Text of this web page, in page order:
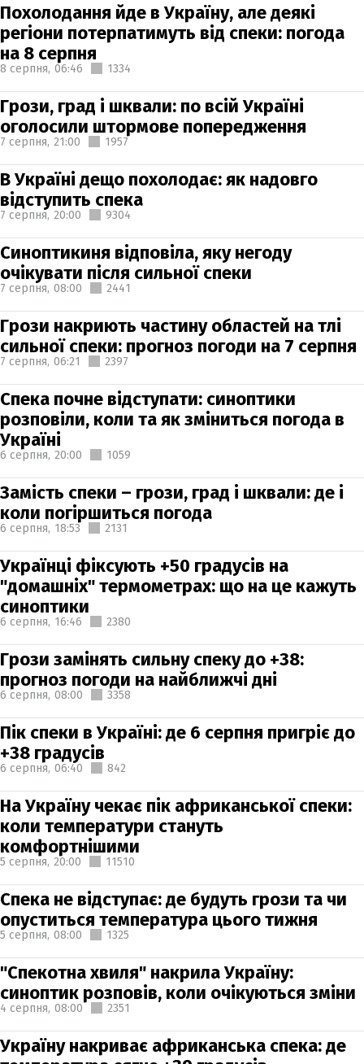
Похолодання йде в Україну, але деякі
регіони потерпатимуть від спеки: погода
на 8 серпня
8 серпня, 06:46 1334
Грози, град і шквали: по всій Україні
оголосили штормове попередження
7 серпня, 21:00 1957
В Україні дещо похолодає: як надовго
відступить спека
7 серпня, 20:00 9304
Синоптикиня відповіла, яку негоду
очікувати після сильної спеки
7 серпня, 08:00 2441
Грози накриють частину областей на тлі
сильної спеки: прогноз погоди на 7 серпня
7 серпня, 06:21 2397
Спека почне відступати: синоптики
розповіли, коли та як зміниться погода в
Україні
6 серпня, 20:00 1059
Замість спеки – грози, град і шквали: де і
коли погіршиться погода
6 серпня, 18:53 2131
Українці фіксують +50 градусів на
"домашніх" термометрах: що на це кажуть
синоптики
6 серпня, 16:46 2380
Грози замінять сильну спеку до +38:
прогноз погоди на найближчі дні
6 серпня, 08:00 3358
Пік спеки в Україні: де 6 серпня пригріє до
+38 градусів
6 серпня, 06:40 842
На Україну чекає пік африканської спеки:
коли температури стануть
комфортнішими
5 серпня, 20:00 11510
Спека не відступає: де будуть грози та чи
опуститься температура цього тижня
5 серпня, 08:00 1325
"Спекотна хвиля" накрила Україну:
синоптик розповів, коли очікуються зміни
4 серпня, 08:00 2351
Україну накриває африканська спека: де